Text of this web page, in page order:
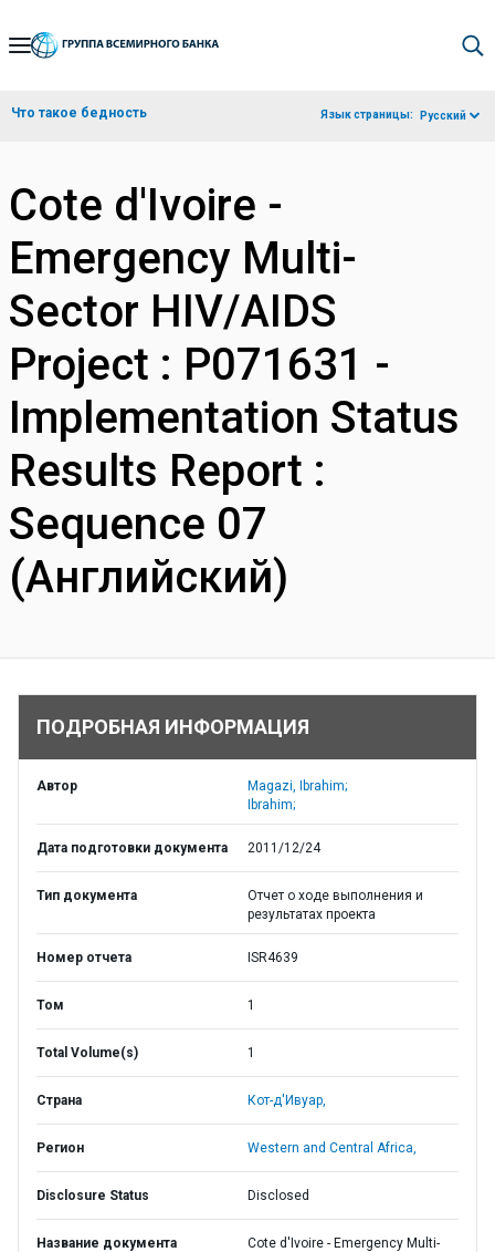
Skip
Navigation
Что такое бедность Язык страницы: Русский
Cote d'Ivoire -
Emergency Multi-
Sector HIV/AIDS
Project : P071631 -
Implementation Status
Results Report :
Sequence 07
(Английский)
ПОДРОБНАЯ ИНФОРМАЦИЯ
Автор
Magazi, Ibrahim;
Ibrahim;
Дата подготовки документа 2011/12/24
Тип документа
Отчет о ходе выполнения и
результатах проекта
Номер отчета ISR4639
Том 1
Total Volume(s) 1
Страна Кот-д'Ивуар,
Регион Western and Central Africa,
Disclosure Status Disclosed
Название документа
Cote d'Ivoire - Emergency Multi-